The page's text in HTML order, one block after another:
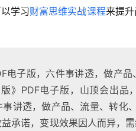
学习财富思维实战课程来提
电子版，六件事讲透，做产
》PDF电子版，山顶会出
讲透，做产品、流量、转化
承诺，变现效果因人而异，